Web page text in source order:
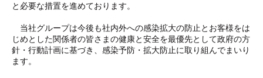
と必要な措置を進めております。
当社グループは今後も社内外への感染拡大の防止とお客様をは
じめとした関係者の皆さまの健康と安全を最優先として政府の方
針・行動計画に基づき、感染予防・拡大防止に取り組んでまいり
ます。